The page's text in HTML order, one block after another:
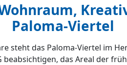
Paloma-Viertel
steht das Paloma-Viertel im
das Areal der